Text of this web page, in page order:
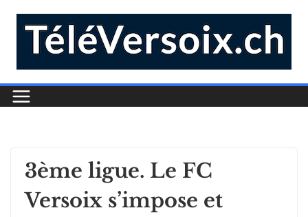
3ème ligue. Le FC
Versoix s’impose et